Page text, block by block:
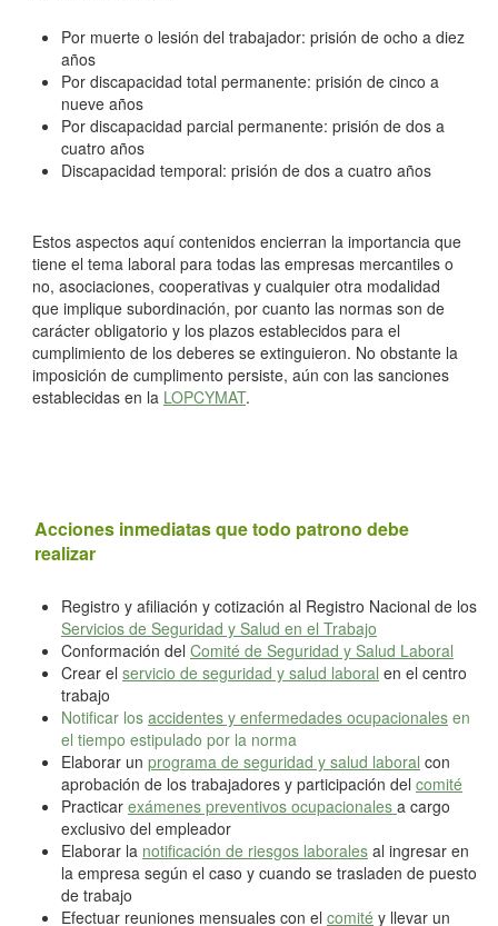
Por muerte o lesión del trabajador: prisión de ocho a diez
años
Por discapacidad total permanente: prisión de cinco a
nueve años
Por discapacidad parcial permanente: prisión de dos a
cuatro años
Discapacidad temporal: prisión de dos a cuatro años
Estos aspectos aquí contenidos encierran la importancia que
tiene el tema laboral para todas las empresas mercantiles o
no, asociaciones, cooperativas y cualquier otra modalidad
que implique subordinación, por cuanto las normas son de
carácter obligatorio y los plazos establecidos para el
cumplimiento de los deberes se extinguieron. No obstante la
imposición de cumplimento persiste, aún con las sanciones
establecidas en la LOPCYMAT.
Acciones inmediatas que todo patrono debe
realizar
Registro y afiliación y cotización al Registro Nacional de los
Servicios de Seguridad y Salud en el Trabajo
Conformación del Comité de Seguridad y Salud Laboral
Crear el servicio de seguridad y salud laboral en el centro
trabajo
Notificar los accidentes y enfermedades ocupacionales en
el tiempo estipulado por la norma
Elaborar un programa de seguridad y salud laboral con
aprobación de los trabajadores y participación del comité
Practicar exámenes preventivos ocupacionales a cargo
exclusivo del empleador
Elaborar la notificación de riesgos laborales al ingresar en
la empresa según el caso y cuando se trasladen de puesto
de trabajo
Efectuar reuniones mensuales con el comité y llevar un